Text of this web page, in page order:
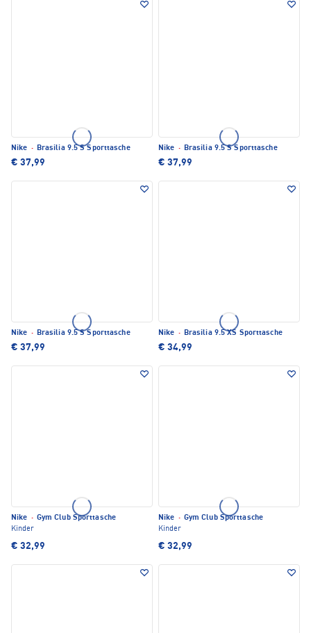
Nike · Brasilia 9.5 S Sporttasche
€ 37,99
Nike · Brasilia 9.5 S Sporttasche
€ 37,99
Nike · Brasilia 9.5 S Sporttasche
€ 37,99
Nike · Brasilia 9.5 XS Sporttasche
€ 34,99
Nike · Gym Club Sporttasche
Kinder
€ 32,99
Nike · Gym Club Sporttasche
Kinder
€ 32,99